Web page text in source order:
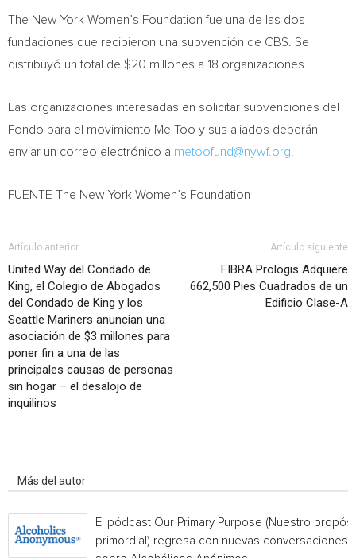
The New York Women’s Foundation fue una de las dos
fundaciones que recibieron una subvención de CBS. Se
distribuyó un total de $20 millones a 18 organizaciones.
Las organizaciones interesadas en solicitar subvenciones del
Fondo para el movimiento Me Too y sus aliados deberán
enviar un correo electrónico a metoofund@nywf.org
FUENTE The New York Women’s Foundation
Artículo anterior
United Way del Condado de
King, el Colegio de Abogados
del Condado de King y los
Seattle Mariners anuncian una
asociación de $3 millones para
poner fin a una de las
principales causas de personas
sin hogar – el desalojo de
inquilinos
Artículo siguiente
FIBRA Prologis Adquiere
662,500 Pies Cuadrados de un
Edificio Clase-A
Más del autor
El pódcast Our Primary Purpose (Nuestro
primordial) regresa con nuevas conversaciones